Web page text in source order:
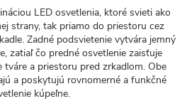
LED osvetlenia, ktoré svieti ako
strany, tak priamo do priestoru cez
Zadné podsvietenie vytvára jemný
zatiaľ čo predné osvetlenie zaisťuje
tváre a priestoru pred zrkadlom. Obe
a poskytujú rovnomerné a funkčné
kúpeľne.